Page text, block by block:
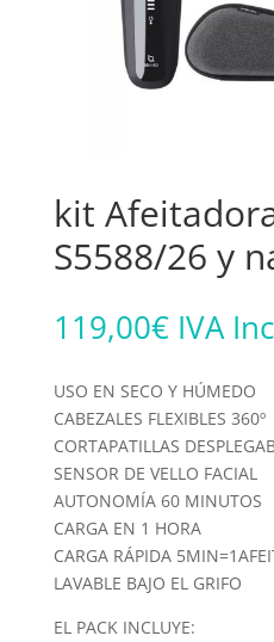
kit
S5588/26 y
119,00€ IVA
USO EN SECO Y HÚMEDO
CABEZALES FLEXIBLES 360º
CORTAPATILLAS
SENSOR DE VELLO FACIAL
AUTONOMÍA 60 MINUTOS
CARGA EN 1 HORA
CARGA RÁPIDA
LAVABLE BAJO EL GRIFO
EL PACK INCLUYE: